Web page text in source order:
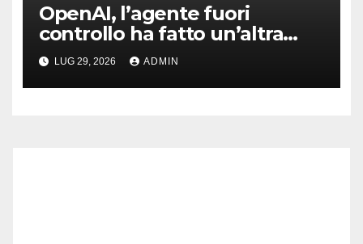
OpenAI, l’agente fuori
controllo ha fatto un’altra
vittima: spunta il retroscena
LUG 29, 2026 ADMIN